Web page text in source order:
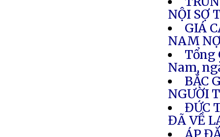
NỘI SỢ
GIÁ
NAM
Tổng
Nam,
BẮC
NGƯỜI
ĐỨC
ĐÃ VỀ